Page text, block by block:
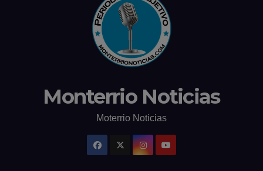
Monterrio Noticias
Moterrio Noticias